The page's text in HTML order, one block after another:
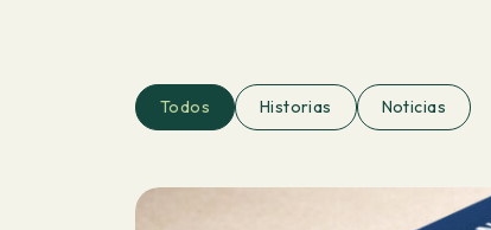
Todos Historias Noticias